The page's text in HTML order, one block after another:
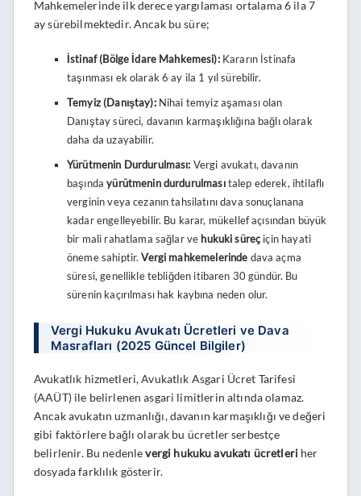
Mahkemelerinde ilk derece yargılaması ortalama 6 ila 7
ay sürebilmektedir. Ancak bu süre;
İstinaf (Bölge İdare Mahkemesi):Kararın İstinafa
taşınması ek olarak 6 ay ila 1 yıl sürebilir.
Temyiz (Danıştay):Nihai temyiz aşaması olan
Danıştay süreci, davanın karmaşıklığına bağlı olarak
daha da uzayabilir.
Yürütmenin Durdurulması: Vergi avukatı, davanın
başındayürütmenin durdurulmasıtalep ederek, ihtilaflı
verginin veya cezanın tahsilatını dava sonuçlanana
kadar engelleyebilir. Bu karar, mükellef açısından büyük
bir mali rahatlama sağlar ve hukuki süreçiçin hayati
öneme sahiptir.Vergi mahkemelerinde dava açma
süresi, genellikle tebliğden itibaren 30 gündür. Bu
sürenin kaçırılması hak kaybına neden olur.
Vergi Hukuku Avukatı Ücretleri ve Dava
Masrafları (2025 Güncel Bilgiler)
Avukatlık hizmetleri, Avukatlık Asgari Ücret Tarifesi
(AAÜT) ile belirlenen asgari limitlerin altında olamaz.
Ancak avukatın uzmanlığı, davanın karmaşıklığı ve değeri
gibi faktörlere bağlı olarak bu ücretler serbestçe
belirlenir. Bu nedenlevergi hukuku avukatı ücretleriher
dosyada farklılık gösterir.